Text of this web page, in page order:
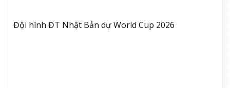
Đội hình ĐT Nhật Bản dự World Cup 2026